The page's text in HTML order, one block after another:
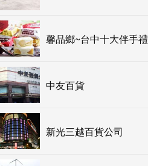
馨品鄉~台中十大伴手禮
中友百貨
新光三越百貨公司